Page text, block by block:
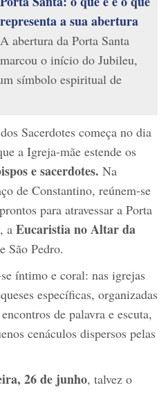
representa a sua abertura
A abertura da Porta Santa
marcou o início do Jubileu,
símbolo espiritual de
Sacerdotes começa no dia
a Igreja-mãe estende os
e sacerdotes. Na
de Constantino, reúnem-se
para atravessar a Porta
a Eucaristia no Altar da
São Pedro.
íntimo e coral: nas igrejas
específicas, organizadas
de palavra e escuta,
cenáculos dispersos pelas
26 de junho, talvez o